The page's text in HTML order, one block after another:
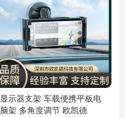
显示器支架 车载便携平板电
脑架 多角度调节 欧凯德